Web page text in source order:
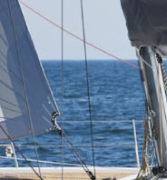
中古艇情報